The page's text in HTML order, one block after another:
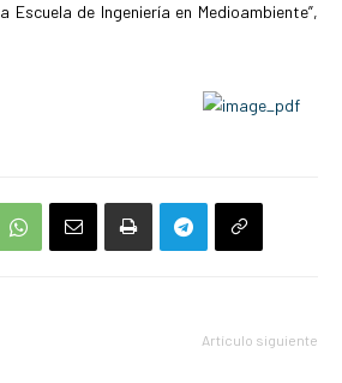
de Ingeniería en Medioambiente”,
Artículo siguiente